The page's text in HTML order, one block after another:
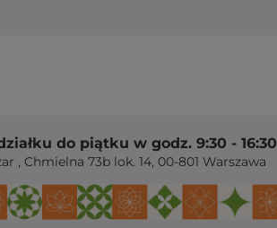
do piątku w godz. 9:30 - 16:30
, Chmielna 73b lok. 14, 00-801 Warszawa